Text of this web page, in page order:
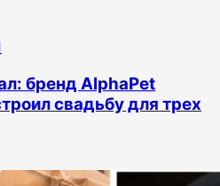
бренд AlphaPet
свадьбу для трех